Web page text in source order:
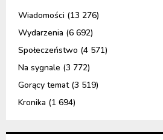
Wiadomości (13 276)
Wydarzenia (6 692)
Społeczeństwo (4 571)
Na sygnale (3 772)
Gorący temat(3 519)
Kronika (1 694)